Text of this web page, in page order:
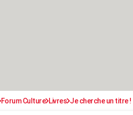
Forum Culture Livres Je cherche un titre !